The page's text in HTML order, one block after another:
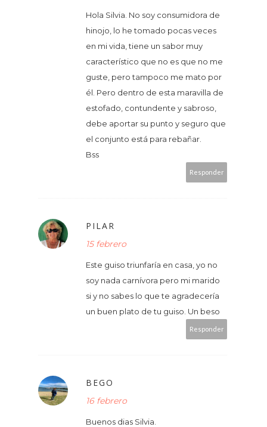
Hola Silvia. No soy consumidora de
hinojo, lo he tomado pocas veces
en mi vida, tiene un sabor muy
característico que no es que no me
guste, pero tampoco me mato por
él. Pero dentro de esta maravilla de
estofado, contundente y sabroso,
debe aportar su punto y seguro que
el conjunto está para rebañar.
Bss
Responder
PILAR
15 febrero
Este guiso triunfaría en casa, yo no
soy nada carnívora pero mi marido
si y no sabes lo que te agradecería
un buen plato de tu guiso. Un beso
Responder
BEGO
16 febrero
Buenos dias Silvia.